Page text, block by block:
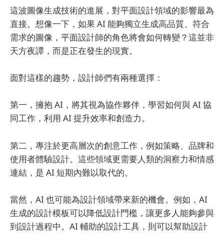
這波圖像生成技術的進展，對平面設計領域的影響最為
直接。想像一下，如果 AI 能夠獨立生成高品質、符合
需求的圖像，平面設計師的角色將會如何轉變？這並非
天方夜譚，而是正在發生的現實。
面對這樣的趨勢，設計師們有兩種選擇：
第一，擁抱 AI，將其視為協作夥伴，學習如何與 AI 協
同工作，利用 AI 提升效率和創造力。
第二，專注於更高層次的創意工作，例如策略、品牌和
使用者體驗設計。這些領域更需要人類的洞察力和情感
連結，是 AI 短期內難以取代的。
當然，AI 也可能為設計領域帶來新的機會。例如，AI
生成的設計模板可以降低設計門檻，讓更多人能夠參與
到設計過程中。AI 輔助的設計工具，則可以幫助設計